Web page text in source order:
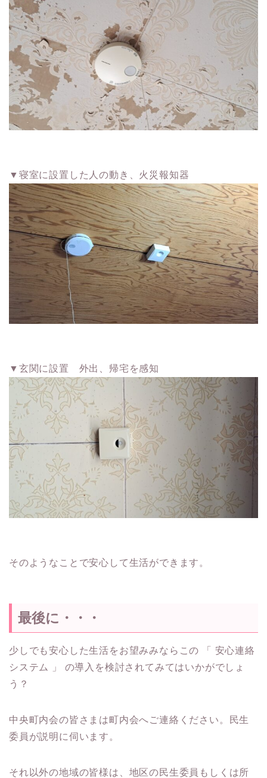
▼寝室に設置した人の動き、火災報知器
▼玄関に設置 外出、帰宅を感知
そのようなことで安心して生活ができます。
最後に・・・
少しでも安心した生活をお望みみならこの 「 安心連絡
システム 」 の導入を検討されてみてはいかがでしょ
う？
中央町内会の皆さまは町内会へご連絡ください。民生
委員が説明に伺います。
それ以外の地域の皆様は、地区の民生委員もしくは所